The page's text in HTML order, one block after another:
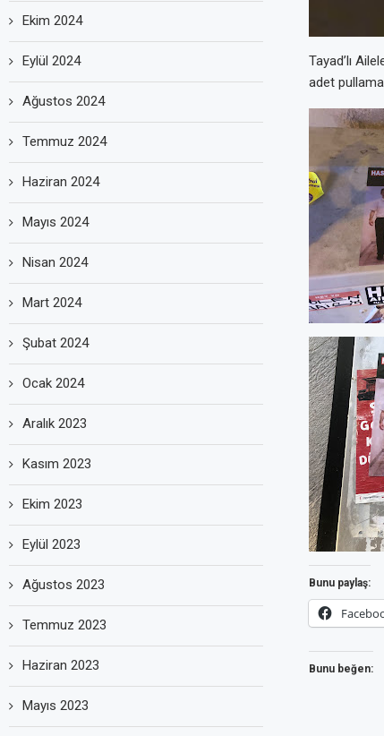
Tayad’lı
adet pullama
Bunu paylaş:
Bunu beğen:
Ekim 2024
Eylül 2024
Ağustos 2024
Temmuz 2024
Haziran 2024
Mayıs 2024
Nisan 2024
Mart 2024
Şubat 2024
Ocak 2024
Aralık 2023
Kasım 2023
Ekim 2023
Eylül 2023
Ağustos 2023
Temmuz 2023
Haziran 2023
Mayıs 2023